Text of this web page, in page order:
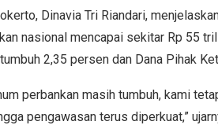
Dinavia Tri Riandari,
nasional mencapai sekitar Rp 55
2,35 persen dan Dana Pihak
perbankan masih tumbuh, kami
pengawasan terus diperkuat,”